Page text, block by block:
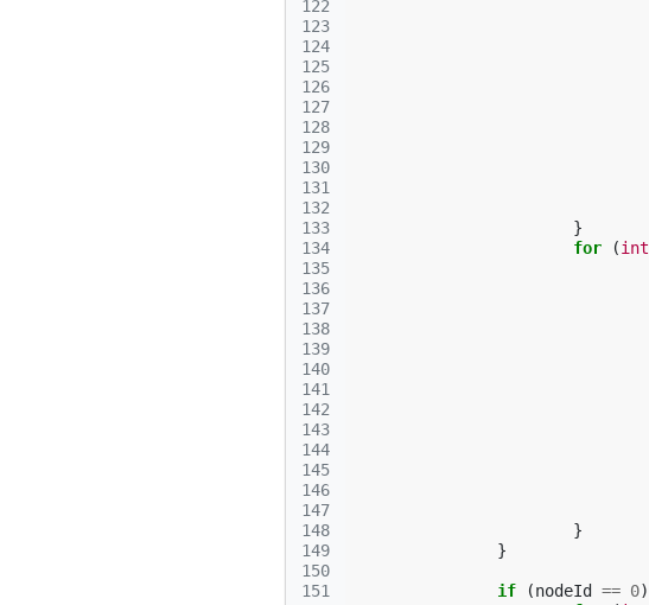
122
123
124
125
126
127
128
129
130
131
132
133
134
135
136
137
138
139
140
141
142
143
144
145
146
147
148
149
150
151
}
for
(int
}
}
if (nodeId == 0)